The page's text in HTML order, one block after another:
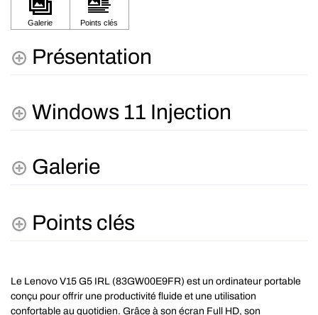
Présentation
Windows 11 Injection
Galerie
Points clés
Le Lenovo V15 G5 IRL (83GW00E9FR) est un ordinateur portable
conçu pour offrir une productivité fluide et une utilisation
confortable au quotidien. Grâce à son écran Full HD, son